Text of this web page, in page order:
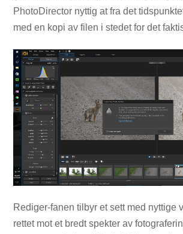
PhotoDirector nyttig at fra det
med en kopi av filen i stedet for det
Rediger-fanen tilbyr et sett med nyttige
rettet mot et bredt spekter av